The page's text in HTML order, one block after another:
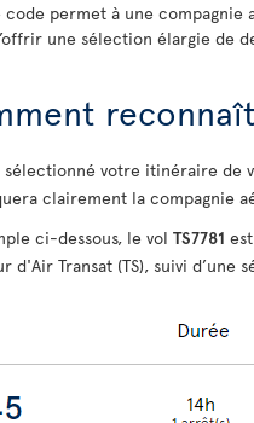
code permet à une
une sélection élargie de
sélectionné votre itinéraire de
clairement la compagnie
ci-dessous, le vol TS7781
d'Air Transat (TS), suivi d’une